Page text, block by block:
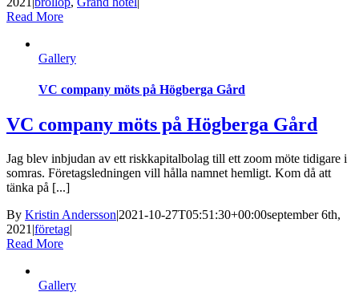
Read More
Gallery
VC company möts på Högberga Gård
VC company möts på Högberga Gård
Jag blev inbjudan av ett riskkapitalbolag till ett zoom möte tidigare i
somras. Företagsledningen vill hålla namnet hemligt. Kom då att
tänka på [...]
By Kristin Andersson|2021-10-27T05:51:30+00:00september 6th,
2021 |företag|
Read More
Gallery